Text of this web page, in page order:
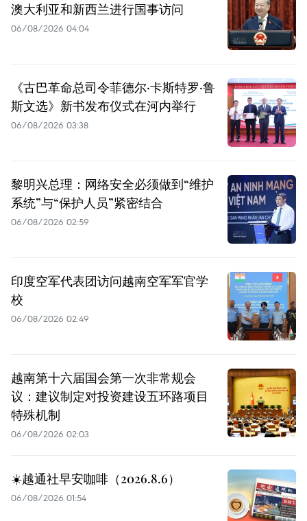
澳大利亚和新西兰进行国事访问
06/08/2026 04:04
《古巴革命总司令菲德尔·卡斯特罗·鲁
斯文选》新书发布仪式在河内举行
06/08/2026 03:38
黎明兴总理：网络安全必须做到“维护
系统”与“保护人员”紧密结合
06/08/2026 02:59
印度空军代表团访问越南空军军官学
校
06/08/2026 02:49
越南第十六届国会第一次非常规会
议：建议制定对投资建设五环路项目
特殊机制
06/08/2026 02:03
☀️越通社早安咖啡（2026.8.6）
06/08/2026 01:54